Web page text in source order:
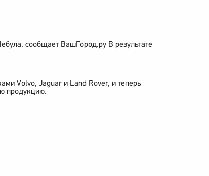
сообщает ВашГород.ру В результате
Volvo, Jaguar и Land Rover, и теперь
продукцию.